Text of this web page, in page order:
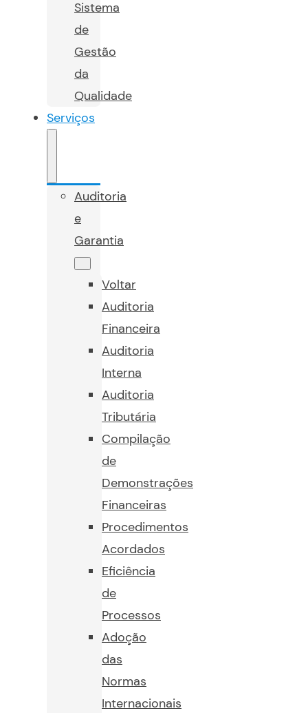
Sistema
de
Gestão
da
Qualidade
Serviços
Auditoria
e
Garantia
Voltar
Auditoria
Financeira
Auditoria
Interna
Auditoria
Tributária
Compilação
de
Demonstrações
Financeiras
Procedimentos
Acordados
Eficiência
de
Processos
Adoção
das
Normas
Internacionais